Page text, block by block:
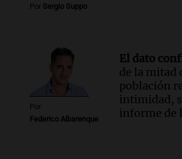
Por Sergio Suppo
Por
Federico Albarenque
El dato
de la mitad
población
intimidad,
informe de